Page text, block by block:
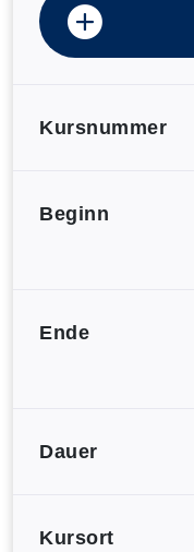
Kursnummer
Beginn
Ende
Dauer
Kursort